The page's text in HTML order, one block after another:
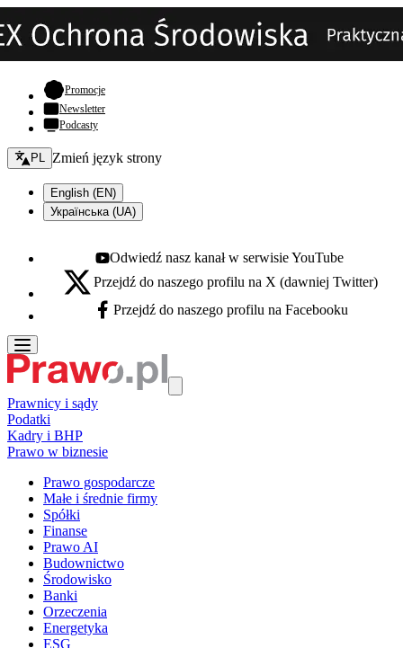
Promocje- otwiera się w nowej karcie
Newsletter
Podcasty
Zmień język - bieżący:
PL Zmień język strony
English (EN)
Українська (UA)
Youtube - otwiera się w nowej karcie
Odwiedź nasz kanał w serwisie YouTube
X - otwiera się w nowej karcie
Przejdź do naszego profilu na X (dawniej Twitter)
Facebook - otwiera się w nowej karcie
Przejdź do naszego profilu na Facebooku
Prawnicy i sądy
Podatki
Kadry i BHP
Prawo w biznesie
Prawo gospodarcze
Małe i średnie firmy
Spółki
Finanse
Prawo AI
Budownictwo
Środowisko
Banki
Orzeczenia
Energetyka
ESG